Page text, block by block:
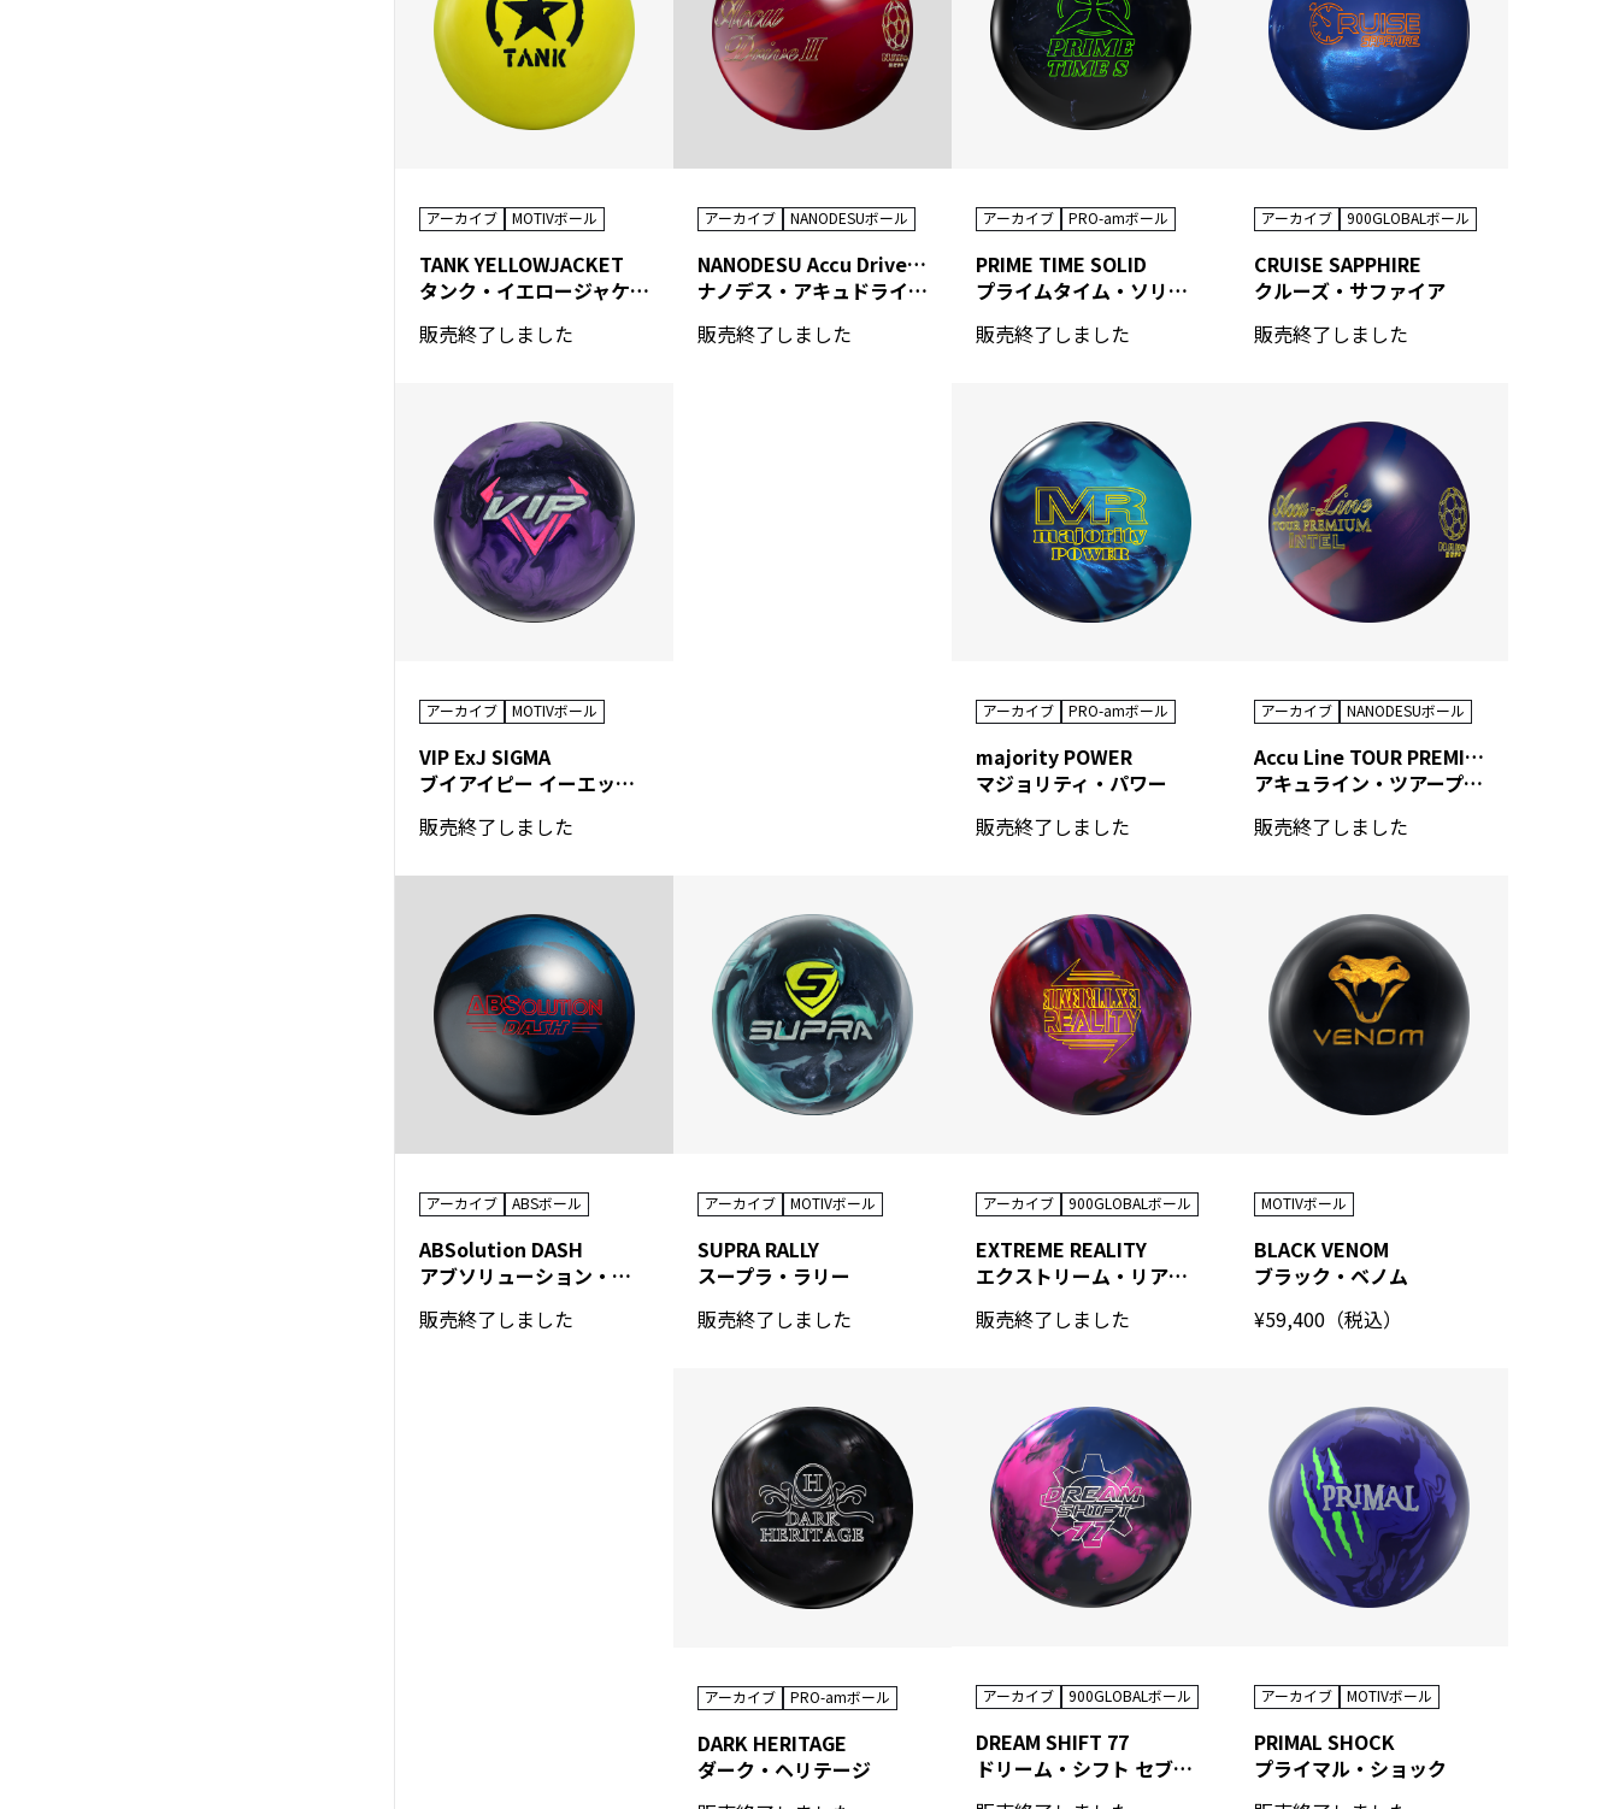
アーカイブ MOTIVボール
TANK YELLOWJACKET
タンク・イエロージャケット
販売終了しました
アーカイブ PRO-amボール
PRIME TIME SOLID
プライムタイム・ソリッド
販売終了しました
アーカイブ 900GLOBALボール
CRUISE SAPPHIRE
クルーズ・サファイア
販売終了しました
アーカイブ MOTIVボール
VIP ExJ SIGMA
ブイアイピー イーエックスジェイ・シグマ
販売終了しました
アーカイブ NANODESUボール
NANODESU Accu Drive Ⅱ
ナノデス・アキュドライブ ツー
販売終了しました
アーカイブ PRO-amボール
majority POWER
マジョリティ・パワー
販売終了しました
アーカイブ NANODESUボール
Accu Line TOUR PREMIUM INTEL
アキュライン・ツアープレミアム インテル
販売終了しました
アーカイブ MOTIVボール
SUPRA RALLY
スープラ・ラリー
販売終了しました
アーカイブ 900GLOBALボール
EXTREME REALITY
エクストリーム・リアリティ
販売終了しました
MOTIVボール
BLACK VENOM
ブラック・ベノム
¥59,400（税込）
アーカイブ ABSボール
ABSolution DASH
アブソリューション・ダッシュ
販売終了しました
アーカイブ PRO-amボール
DARK HERITAGE
ダーク・ヘリテージ
アーカイブ 900GLOBALボール
DREAM SHIFT 77
ドリーム・シフト セブンティセブン
アーカイブ MOTIVボール
PRIMAL SHOCK
プライマル・ショック